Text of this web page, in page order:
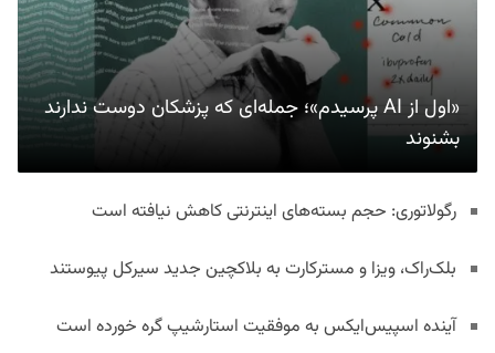
«اول از AI پرسیدم»؛ جمله‌ای که پزشکان دوست ندارند
بشنوند
رگولاتوری: حجم بسته‌های اینترنتی کاهش نیافته است
بلک‌راک، ویزا و مسترکارت به بلاکچین جدید سیرکل پیوستند
آینده اسپیس‌ایکس به موفقیت استارشیپ گره خورده است